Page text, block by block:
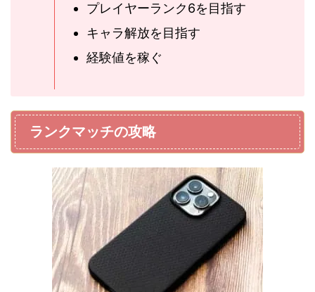
プレイヤーランク6を目指す
キャラ解放を目指す
経験値を稼ぐ
ランクマッチの攻略